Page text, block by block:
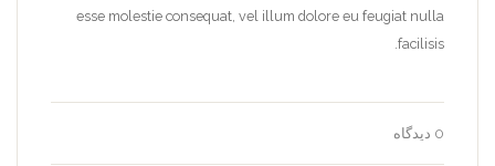
esse molestie consequat, vel illum dolore eu feugiat nulla
facilisis.
0 دیدگاه